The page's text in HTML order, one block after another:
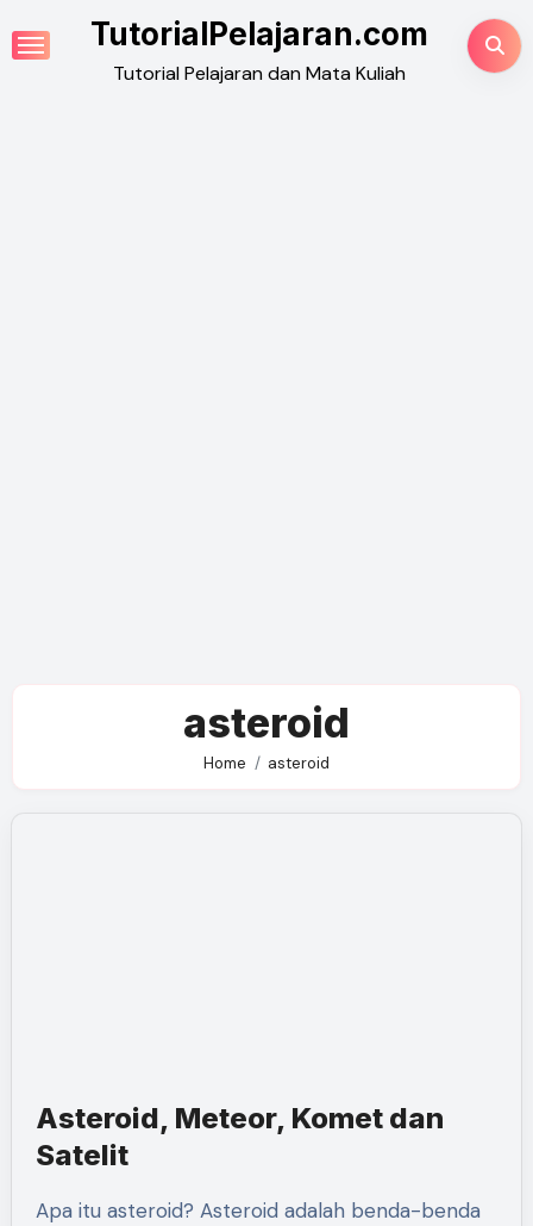
to
TutorialPelajaran.com
Tutorial Pelajaran dan Mata Kuliah
asteroid
Home asteroid
Asteroid, Meteor, Komet dan
Satelit
Apa itu asteroid? Asteroid adalah benda-benda